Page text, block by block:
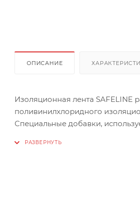
ОПИСАНИЕ
Изоляционная лента SAFELINE
поливинилхлоридного
Специальные добавки,